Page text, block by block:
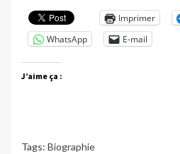
Imprimer
WhatsApp
E-mail
J’aime ça :
Tags: Biographie